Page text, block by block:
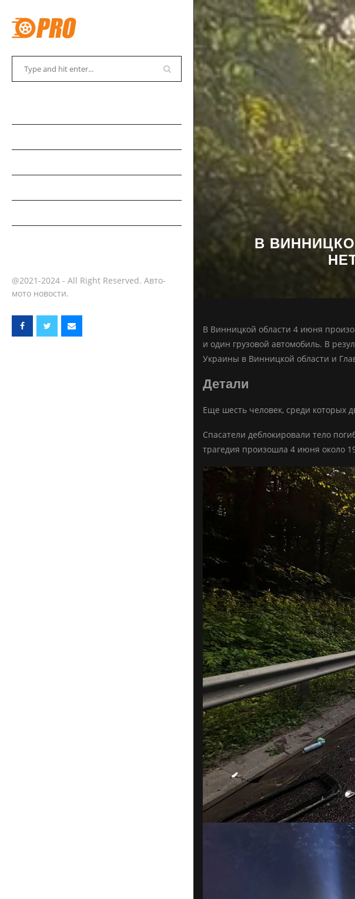
@2021-2024 - All Right Reserved. Авто-
мото новости.
В
В Винницкой области 4 июня
и один грузовой автомобиль. В
Украины в Винницкой области и
Детали
Еще шесть человек, среди которых
Спасатели деблокировали тело
трагедия произошла 4 июня около